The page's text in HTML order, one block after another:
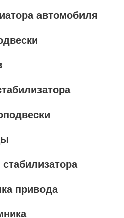
автомобиля
привода